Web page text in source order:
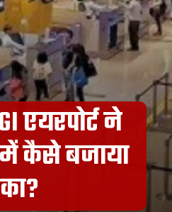
एयरपोर्ट ने
कैसे बजाया